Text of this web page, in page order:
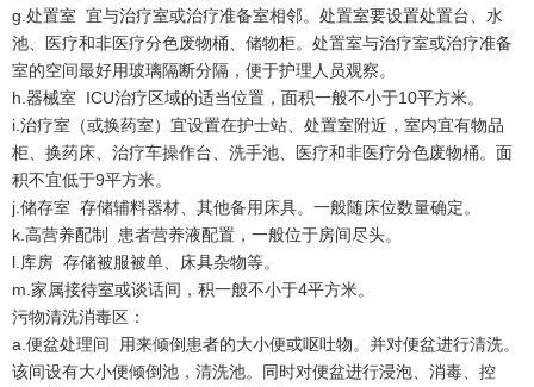
g.处置室 宜与治疗室或治疗准备室相邻。处置室要设置处置台、水
池、医疗和非医疗分色废物桶、储物柜。处置室与治疗室或治疗准备
室的空间最好用玻璃隔断分隔，便于护理人员观察。
h.器械室 ICU治疗区域的适当位置，面积一般不小于10平方米。
i.治疗室（或换药室）宜设置在护士站、处置室附近，室内宜有物品
柜、换药床、治疗车操作台、洗手池、医疗和非医疗分色废物桶。面
积不宜低于9平方米。
j.储存室 存储辅料器材、其他备用床具。一般随床位数量确定。
k.高营养配制 患者营养液配置，一般位于房间尽头。
l.库房 存储被服被单、床具杂物等。
m.家属接待室或谈话间，积一般不小于4平方米。
污物清洗消毒区：
a.便盆处理间 用来倾倒患者的大小便或呕吐物。并对便盆进行清洗。
该间设有大小便倾倒池，清洗池。同时对便盆进行浸泡、消毒、控